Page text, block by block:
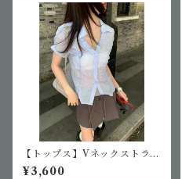
【トップス】Vネックストライ
プシャツ
¥3,600